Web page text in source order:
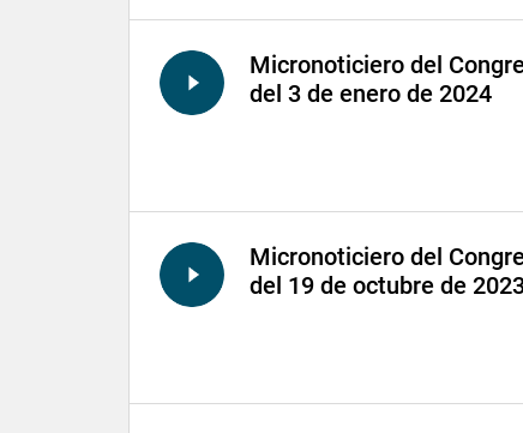
Micronoticiero del
del 3 de enero de 2024
Micronoticiero del
del 19 de octubre de